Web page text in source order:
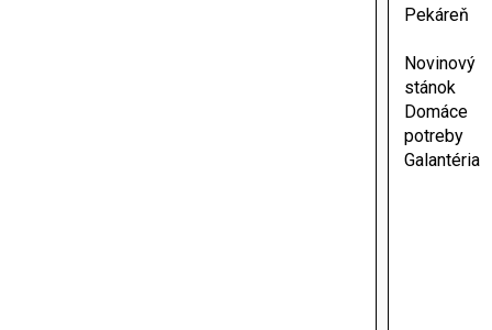
Pekáreň
Novinový
stánok
Domáce
potreby
Galantéria